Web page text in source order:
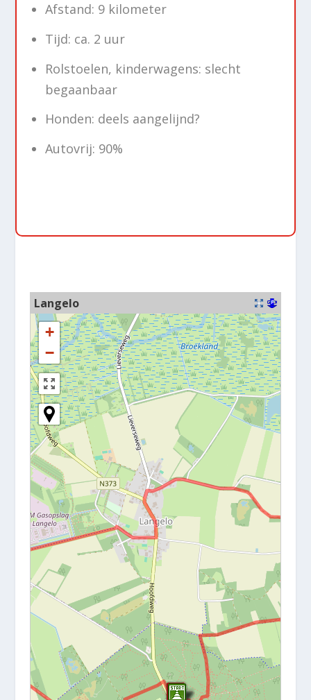
Afstand: 9 kilometer
Tijd: ca. 2 uur
Rolstoelen, kinderwagens: slecht
begaanbaar
Honden: deels aangelijnd?
Autovrij: 90%
Langelo
+
−